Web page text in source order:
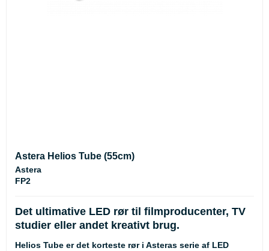
Astera Helios Tube (55cm)
Astera
FP2
Det ultimative LED rør til filmproducenter, TV
studier eller andet kreativt brug.
Helios Tube er det korteste rør i Asteras serie af LED